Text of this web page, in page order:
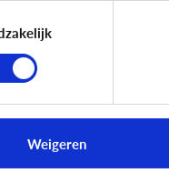
Weigeren